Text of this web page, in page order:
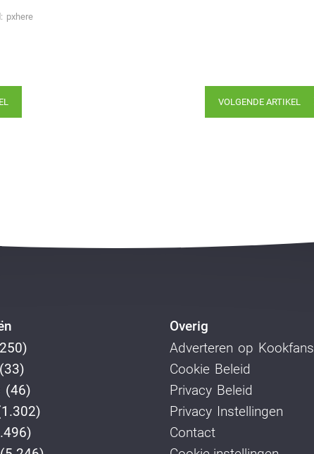
pxhere
VOLGENDE ARTIKEL
(33)
(46)
Overig
Adverteren op Kookfans
Cookie Beleid
Privacy Beleid
Privacy Instellingen
Contact